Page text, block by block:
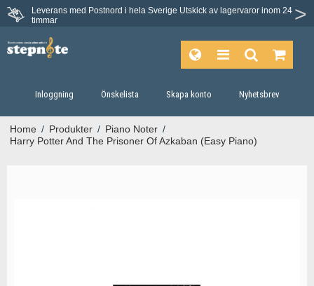
Leverans med Postnord i hela Sverige Utskick av lagervaror inom 24
timmar
Inloggning Önskelista Skapa konto Nyhetsbrev
Home / Produkter / Piano Noter /
Harry Potter And The Prisoner Of Azkaban (Easy Piano)